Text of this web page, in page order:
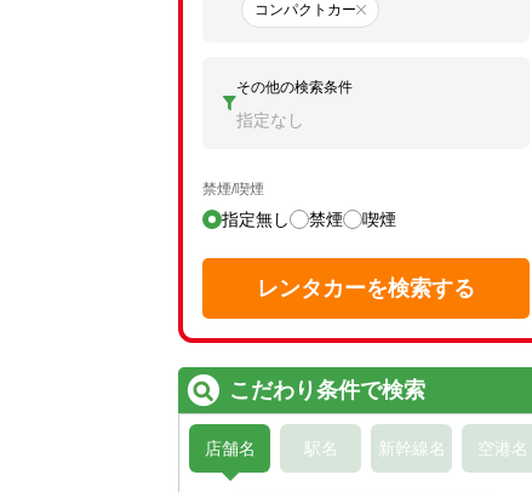
コンパクトカー
その他の検索条件
指定なし
禁煙/喫煙
指定無し 禁煙 喫煙
レンタカーを検索する
こだわり条件で検索
店舗名 駅名 新幹線名 空港名